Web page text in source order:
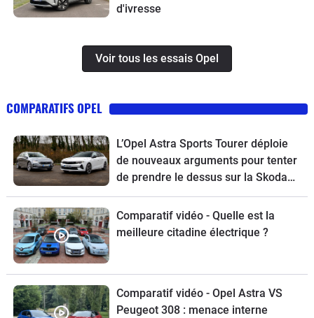
d'ivresse
Voir tous les essais Opel
COMPARATIFS OPEL
L’Opel Astra Sports Tourer déploie
de nouveaux arguments pour tenter
de prendre le dessus sur la Skoda
Octavia Combi
Comparatif vidéo - Quelle est la
meilleure citadine électrique ?
Comparatif vidéo - Opel Astra VS
Peugeot 308 : menace interne